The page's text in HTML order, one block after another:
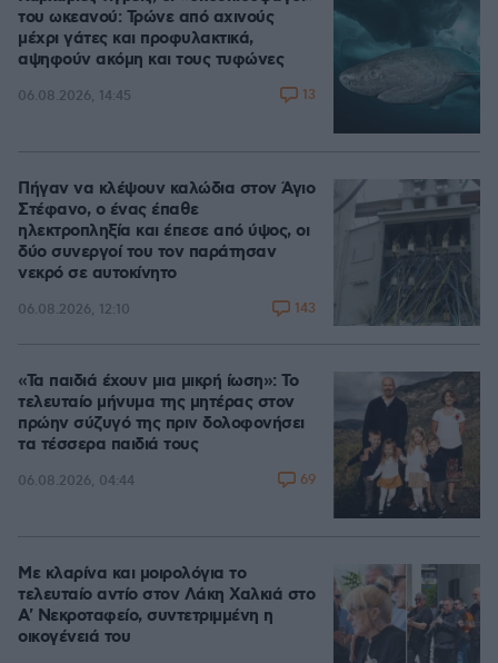
του ωκεανού: Τρώνε από αχινούς
μέχρι γάτες και προφυλακτικά,
αψηφούν ακόμη και τους τυφώνες
06.08.2026, 14:45 13
Πήγαν να κλέψουν καλώδια στον Άγιο
Στέφανο, ο ένας έπαθε
ηλεκτροπληξία και έπεσε από ύψος, οι
δύο συνεργοί του τον παράτησαν
νεκρό σε αυτοκίνητο
06.08.2026, 12:10 143
«Τα παιδιά έχουν μια μικρή ίωση»: Το
τελευταίο μήνυμα της μητέρας στον
πρώην σύζυγό της πριν δολοφονήσει
τα τέσσερα παιδιά τους
06.08.2026, 04:44 69
Με κλαρίνα και μοιρολόγια το
τελευταίο αντίο στον Λάκη Χαλκιά στο
A' Νεκροταφείο, συντετριμμένη η
οικογένειά του